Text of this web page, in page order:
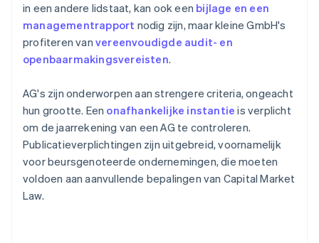
in een andere lidstaat, kan ook een bijlage en een
managementrapport nodig zijn, maar kleine GmbH's
profiteren van vereenvoudigde audit- en
openbaarmakingsvereisten.
AG's zijn onderworpen aan strengere criteria, ongeacht
hun grootte. Een onafhankelijke instantie is verplicht
om de jaarrekening van een AG te controleren.
Publicatieverplichtingen zijn uitgebreid, voornamelijk
voor beursgenoteerde ondernemingen, die moeten
voldoen aan aanvullende bepalingen van Capital Market
Law.